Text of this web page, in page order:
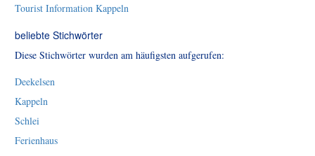
Tourist Information Kappeln
beliebte Stichwörter
Diese Stichwörter wurden am häufigsten aufgerufen:
Deekelsen
Kappeln
Schlei
Ferienhaus